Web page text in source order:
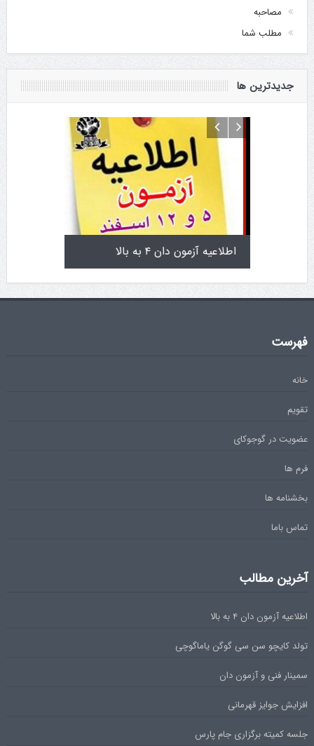
مصاحبه
مطلب شما
جدیدترین ها
اطلاعیه آزمون دان تولد کایچو سن سی گوگن یاماگوچی
فهرست
خانه
تقویم
عضویت در گوجوکای
فرم ها
بخشنامه ها
تماس باما
آخرین مطالب
اطلاعیه آزمون دان ۴ به بالا
تولد کایچو سن سی گوگن یاماگوچی
سمینار فنی و آزمون دان
افزایش جوایز قهرمانی
جلسه کمیته برگزاری جام پارس